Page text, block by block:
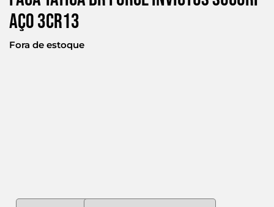
Aço 3cr13
Fora de estoque